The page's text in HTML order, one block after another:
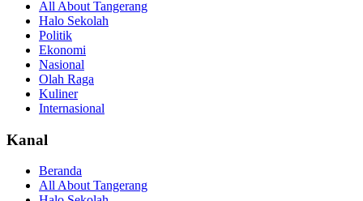
All About Tangerang
Halo Sekolah
Politik
Ekonomi
Nasional
Olah Raga
Kuliner
Internasional
Kanal
Beranda
All About Tangerang